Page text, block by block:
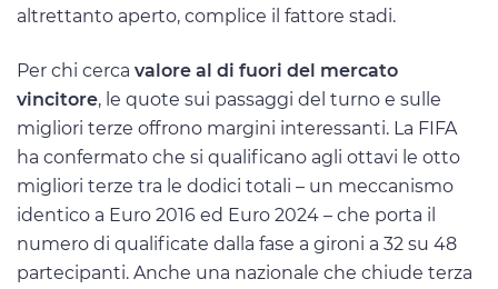
altrettanto aperto, complice il fattore stadi.
Per chi cerca valore al di fuori del mercato
vincitore, le quote sui passaggi del turno e sulle
migliori terze offrono margini interessanti. La FIFA
ha confermato che si qualificano agli ottavi le otto
migliori terze tra le dodici totali – un meccanismo
identico a Euro 2016 ed Euro 2024 – che porta il
numero di qualificate dalla fase a gironi a 32 su 48
partecipanti. Anche una nazionale che chiude terza